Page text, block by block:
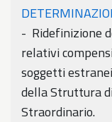
- Ridefinizione
relativi
soggetti
della Struttura
Straordinario.